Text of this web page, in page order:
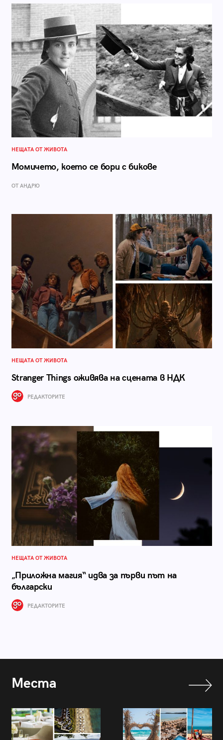
НЕЩАТА ОТ ЖИВОТА
Момичето, което се бори с бикове
ОТ АНДРЮ
НЕЩАТА ОТ ЖИВОТА
Stranger Things оживява на сцената в НДК
РЕДАКТОРИТЕ
НЕЩАТА ОТ ЖИВОТА
„Приложна магия“ идва за първи път на
български
РЕДАКТОРИТЕ
Места